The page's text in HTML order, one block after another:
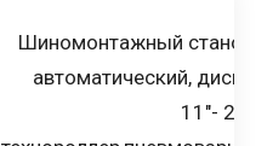
Шиномонтажный станок
автоматический, диски
11″- 26″